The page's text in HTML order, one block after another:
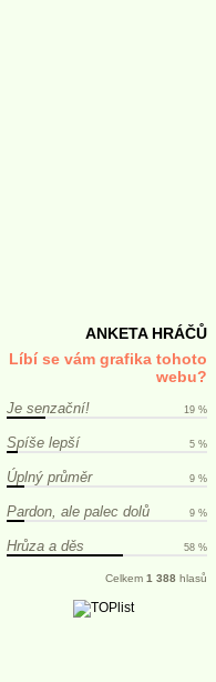
ANKETA HRÁČŮ
Líbí se vám grafika tohoto
webu?
Je senzační! 19 %
Spíše lepší 5 %
Úplný průměr 9 %
Pardon, ale palec dolů 9 %
Hrůza a děs 58 %
Celkem 1 388 hlasů